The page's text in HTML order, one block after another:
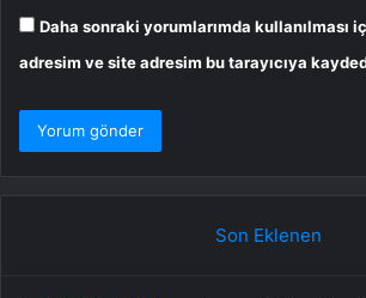
Daha sonraki yorumlarımda kullanılması
adresim ve site adresim bu tarayıcıya
Son Eklenen